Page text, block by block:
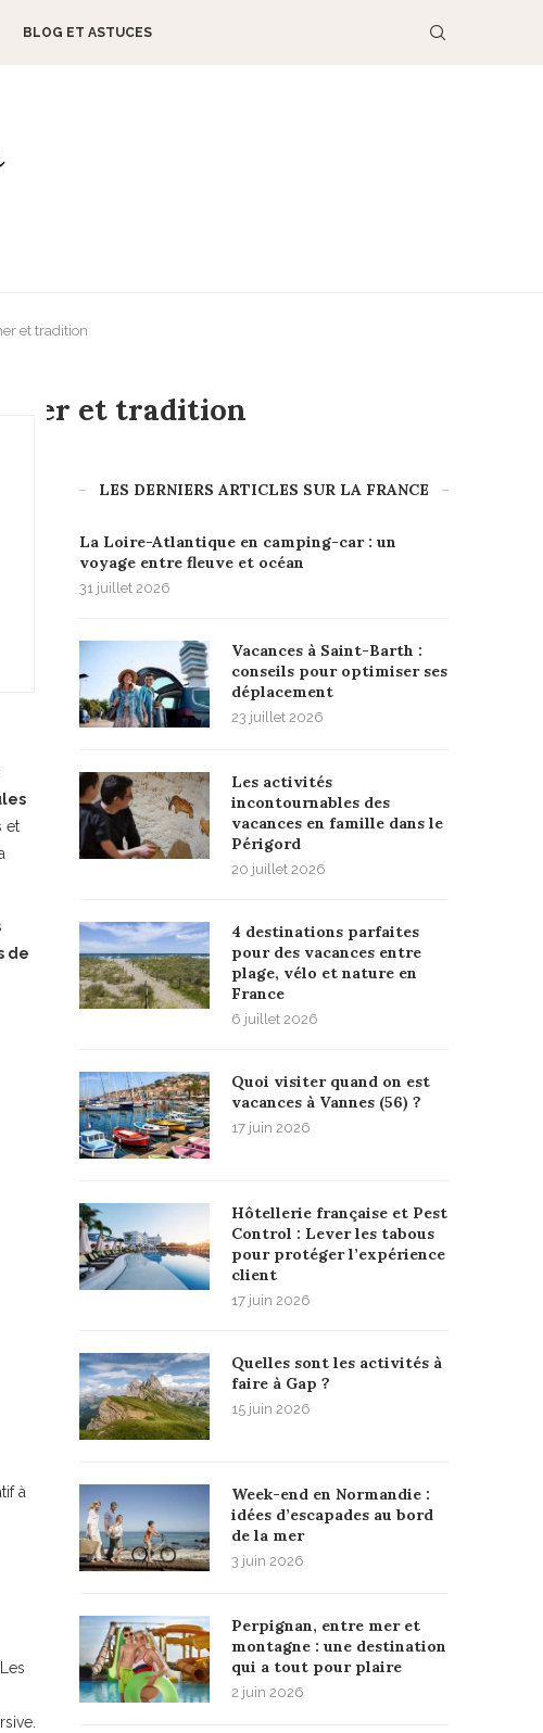
BLOG ET ASTUCES
et tradition
mer et tradition
et
de
à
LES DERNIERS ARTICLES SUR LA FRANCE
La Loire-Atlantique en camping-car : un
voyage entre fleuve et océan
31 juillet 2026
Vacances à Saint-Barth :
conseils pour optimiser ses
déplacement
23 juillet 2026
Les activités
incontournables des
vacances en famille dans le
Périgord
20 juillet 2026
4 destinations parfaites
pour des vacances entre
plage, vélo et nature en
France
6 juillet 2026
Quoi visiter quand on est
vacances à Vannes (56) ?
17 juin 2026
Hôtellerie française et Pest
Control : Lever les tabous
pour protéger l’expérience
client
17 juin 2026
Quelles sont les activités à
faire à Gap ?
15 juin 2026
Week-end en Normandie :
idées d’escapades au bord
de la mer
3 juin 2026
Perpignan, entre mer et
montagne : une destination
qui a tout pour plaire
2 juin 2026